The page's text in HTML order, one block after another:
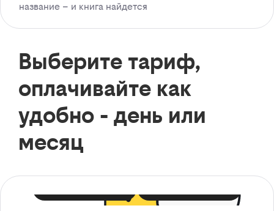
название – и книга найдется
Выберите тариф,
оплачивайте как
удобно - день или
месяц